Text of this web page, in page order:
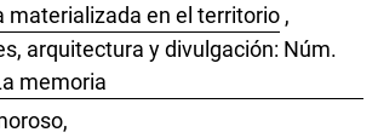
materializada en el territorio ,
arquitectura y divulgación: Núm.
memoria